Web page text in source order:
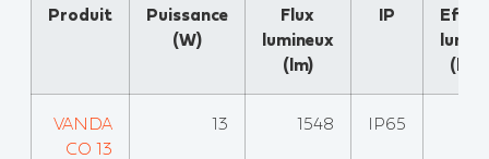
Produit
Puissance
(W)
Flux
lumineux
(lm)
IP
(lm/
VANDA
CO 13
13 1548 IP65